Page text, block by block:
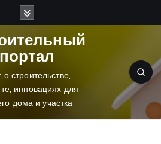
портал
о строительстве,
инновациях для
дома и участка